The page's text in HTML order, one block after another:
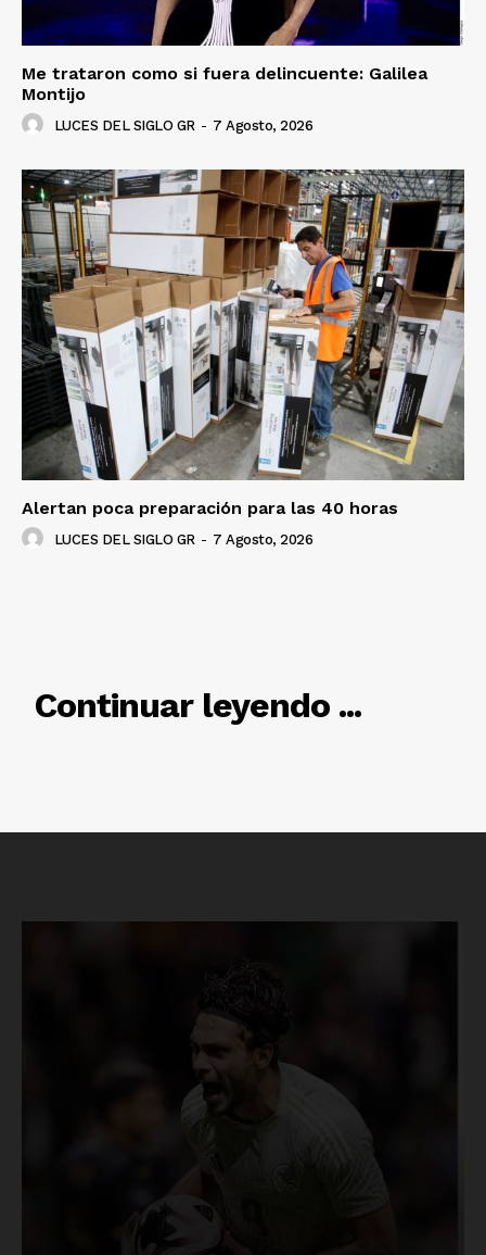
Del Siglo
Me trataron como si fuera delincuente: Galilea
Montijo
LUCES DEL SIGLO GR - 7 Agosto, 2026
Alertan poca preparación para las 40 horas
LUCES DEL SIGLO GR - 7 Agosto, 2026
Continuar leyendo ...
RELACIONADO